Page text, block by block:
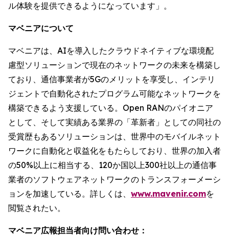
ル体験を提供できるようになっています」。
マベニアについて
マベニアは、AIを導入したクラウドネイティブな環境配
慮型ソリューションで現在のネットワークの未来を構築し
ており、通信事業者が5Gのメリットを享受し、インテリ
ジェントで自動化されたプログラム可能なネットワークを
構築できるよう支援している。Open RANのパイオニア
として、そして実績ある業界の「革新者」としての同社の
受賞歴もあるソリューションは、世界中のモバイルネット
ワークに自動化と収益化をもたらしており、世界の加入者
の50%以上に相当する、120か国以上300社以上の通信事
業者のソフトウェアネットワークのトランスフォーメーシ
ョンを加速している。詳しくは、 www.mavenir.comを
閲覧されたい。
マベニア広報担当者向け問い合わせ：